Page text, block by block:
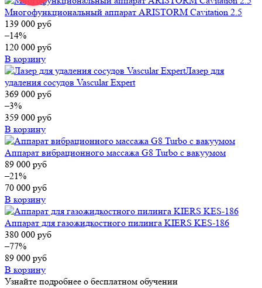
Многофункциональный аппарат ARISTORM Cavitation 2.5
139 000 руб
–14%
120 000 руб
В корзину
Лазер для
удаления сосудов Vascular Expert
369 000 руб
–3%
359 000 руб
В корзину
Аппарат вибрационного массажа G8 Turbo с вакуумом
89 000 руб
–21%
70 000 руб
В корзину
Аппарат для газожидкостного пилинга KIERS KES-186
380 000 руб
–77%
89 000 руб
В корзину
Узнайте подробнее о бесплатном обучении